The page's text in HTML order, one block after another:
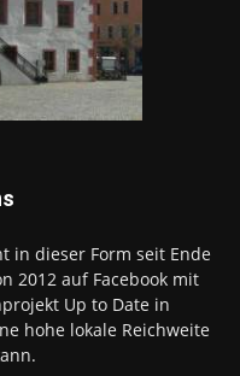
in dieser Form seit Ende
2012 auf Facebook mit
Up to Date in
hohe lokale Reichweite